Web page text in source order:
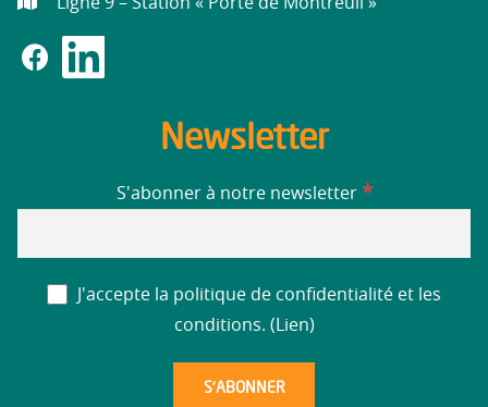
Newsletter
S'abonner à notre newsletter *
J'accepte la politique de confidentialité et les
conditions. ( Lien)